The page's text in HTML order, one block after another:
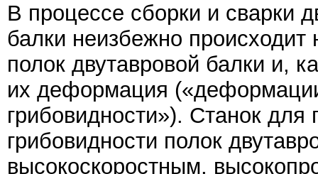
В процессе сборки и сварки
балки неизбежно происходит
полок двутавровой балки и,
их деформация
грибовидности»). Станок для
грибовидности полок
высокоскоростным,